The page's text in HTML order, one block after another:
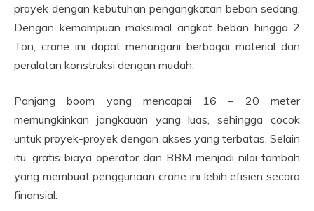
proyek dengan kebutuhan pengangkatan beban sedang.
Dengan kemampuan maksimal angkat beban hingga 2
Ton, crane ini dapat menangani berbagai material dan
peralatan konstruksi dengan mudah.
Panjang boom yang mencapai 16 – 20 meter
memungkinkan jangkauan yang luas, sehingga cocok
untuk proyek-proyek dengan akses yang terbatas. Selain
itu, gratis biaya operator dan BBM menjadi nilai tambah
yang membuat penggunaan crane ini lebih efisien secara
finansial.